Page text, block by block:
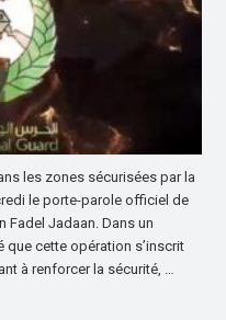
les zones sécurisées par la
le porte-parole officiel de
Fadel Jadaan. Dans un
cette opération s’inscrit
à renforcer la sécurité, …